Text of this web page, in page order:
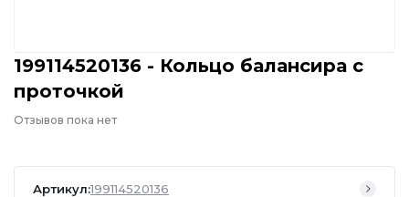
199114520136 - Кольцо балансира с
проточкой
Отзывов пока нет
Артикул:199114520136